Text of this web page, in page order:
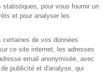
simplifiées